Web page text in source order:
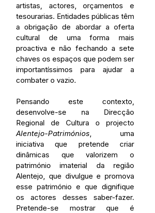
artistas, actores, orçamentos e
tesourarias. Entidades públicas têm
a obrigação de abordar a oferta
cultural de uma forma mais
proactiva e não fechando a sete
chaves os espaços que podem ser
importantíssimos para ajudar a
combater o vazio.
Pensando este contexto,
desenvolve-se na Direcção
Alentejo-Patrimónios , uma
iniciativa que pretende criar
dinâmicas que valorizem o
património imaterial da região
Alentejo, que divulgue e promova
esse património e que dignifique
os actores desses saber-fazer.
Pretende-se mostrar que é